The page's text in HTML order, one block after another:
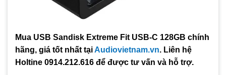
Mua USB Sandisk Extreme Fit USB-C 128GB chính
hãng, giá tốt nhất tạiAudiovietnam.vn. Liên hệ
Holtine 0914.212.616 để được tư vấn và hỗ trợ.